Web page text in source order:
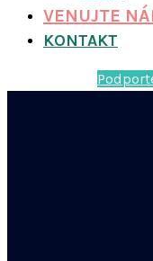
VENUJTE
KONTAKT